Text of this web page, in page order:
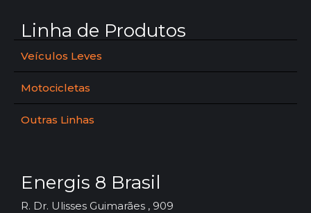
Linha de Produtos
Veículos Leves
Motocicletas
Outras Linhas
Energis 8 Brasil
R. Dr. Ulisses Guimarães , 909